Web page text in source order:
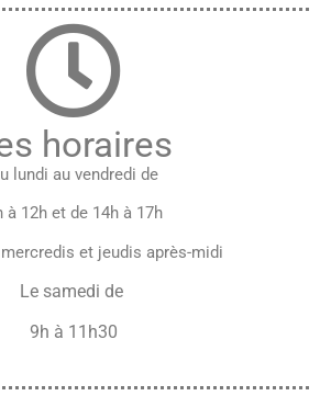
horaires
lundi au vendredi de
à 12h et de 14h à 17h
et jeudis après-midi
Le samedi de
9h à 11h30